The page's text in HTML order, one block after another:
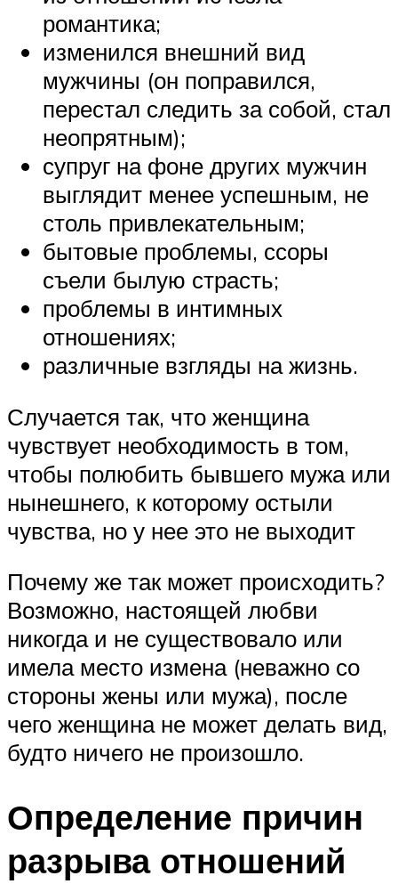
романтика;
изменился внешний вид
мужчины (он поправился,
перестал следить за собой, стал
неопрятным);
супруг на фоне других мужчин
выглядит менее успешным, не
столь привлекательным;
бытовые проблемы, ссоры
съели былую страсть;
проблемы в интимных
отношениях;
различные взгляды на жизнь.
Случается так, что женщина
чувствует необходимость в том,
чтобы полюбить бывшего мужа или
нынешнего, к которому остыли
чувства, но у нее это не выходит
Почему же так может происходить?
Возможно, настоящей любви
никогда и не существовало или
имела место измена (неважно со
стороны жены или мужа), после
чего женщина не может делать вид,
будто ничего не произошло.
Определение причин
разрыва отношений